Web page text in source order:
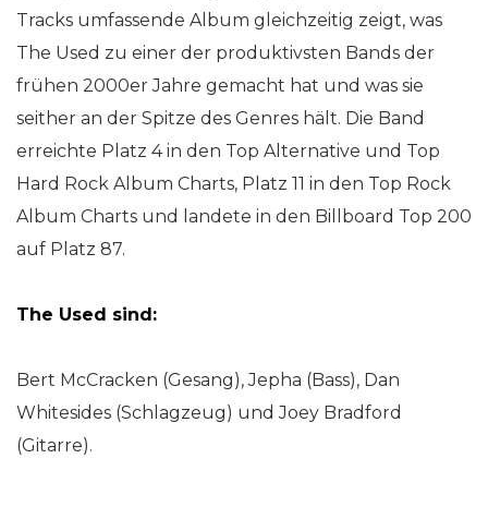
Tracks umfassende Album gleichzeitig zeigt, was
The Used zu einer der produktivsten Bands der
frühen 2000er Jahre gemacht hat und was sie
seither an der Spitze des Genres hält. Die Band
erreichte Platz 4 in den Top Alternative und Top
Hard Rock Album Charts, Platz 11 in den Top Rock
Album Charts und landete in den Billboard Top 200
auf Platz 87.
The Used sind:
Bert McCracken (Gesang), Jepha (Bass), Dan
Whitesides (Schlagzeug) und Joey Bradford
(Gitarre).